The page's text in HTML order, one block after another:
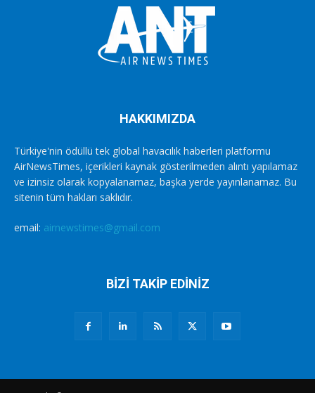
HAKKIMIZDA
Türkiye'nin ödüllü tek global havacılık haberleri platformu
AirNewsTimes, içerikleri kaynak gösterilmeden alıntı yapılamaz
ve izinsiz olarak kopyalanamaz, başka yerde yayınlanamaz. Bu
sitenin tüm hakları saklıdır.
email: airnewstimes@gmail.com
BİZİ TAKİP EDİNİZ